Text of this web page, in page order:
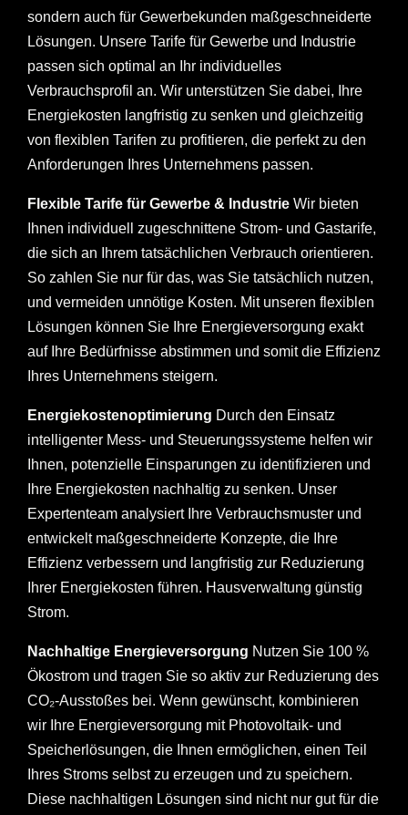
sondern auch für Gewerbekunden maßgeschneiderte
Lösungen. Unsere Tarife für Gewerbe und Industrie
passen sich optimal an Ihr individuelles
Verbrauchsprofil an. Wir unterstützen Sie dabei, Ihre
Energiekosten langfristig zu senken und gleichzeitig
von flexiblen Tarifen zu profitieren, die perfekt zu den
Anforderungen Ihres Unternehmens passen.
Flexible Tarife für Gewerbe & Industrie Wir bieten
Ihnen individuell zugeschnittene Strom- und Gastarife,
die sich an Ihrem tatsächlichen Verbrauch orientieren.
So zahlen Sie nur für das, was Sie tatsächlich nutzen,
und vermeiden unnötige Kosten. Mit unseren flexiblen
Lösungen können Sie Ihre Energieversorgung exakt
auf Ihre Bedürfnisse abstimmen und somit die Effizienz
Ihres Unternehmens steigern.
Energiekostenoptimierung Durch den Einsatz
intelligenter Mess- und Steuerungssysteme helfen wir
Ihnen, potenzielle Einsparungen zu identifizieren und
Ihre Energiekosten nachhaltig zu senken. Unser
Expertenteam analysiert Ihre Verbrauchsmuster und
entwickelt maßgeschneiderte Konzepte, die Ihre
Effizienz verbessern und langfristig zur Reduzierung
Ihrer Energiekosten führen. Hausverwaltung günstig
Strom.
Nachhaltige Energieversorgung Nutzen Sie 100 %
Ökostrom und tragen Sie so aktiv zur Reduzierung des
CO₂-Ausstoßes bei. Wenn gewünscht, kombinieren
wir Ihre Energieversorgung mit Photovoltaik- und
Speicherlösungen, die Ihnen ermöglichen, einen Teil
Ihres Stroms selbst zu erzeugen und zu speichern.
Diese nachhaltigen Lösungen sind nicht nur gut für die